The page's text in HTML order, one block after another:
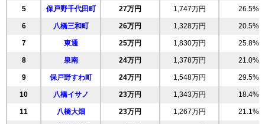
5 保戸野千代田町 27万円 1,747万円 26.5%
6 八橋三和町 26万円 1,328万円 20.5%
7 東通 25万円 1,830万円 25.8%
8 泉南 24万円 1,378万円 21.0%
9 保戸野すわ町 24万円 1,548万円 29.5%
10 八橋イサノ 23万円 1,343万円 18.4%
11 八橋大畑 23万円 1,267万円 21.1%